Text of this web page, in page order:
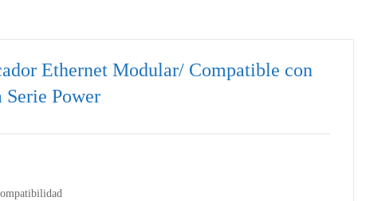
Ethernet Modular/ Compatible con
Serie Power